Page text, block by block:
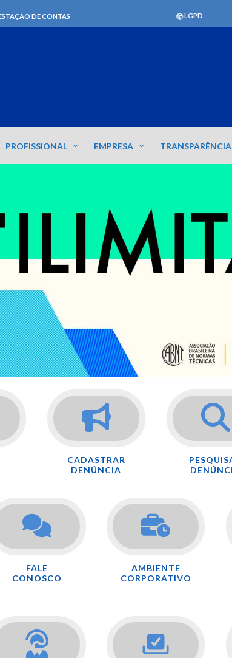
DE CONTAS LGPD
PROFISSIONAL EMPRESA TRANSPARÊNCIA
CADASTRAR
DENÚNCIA
FALE
CONOSCO
AMBIENTE
CORPORATIVO